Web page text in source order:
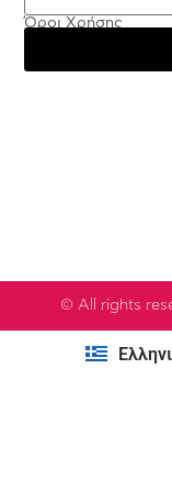
Όροι Χρήσης
© All rights